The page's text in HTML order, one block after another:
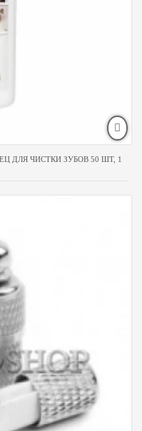
ДЛЯ ЧИСТКИ ЗУБОВ 50 ШТ, 1